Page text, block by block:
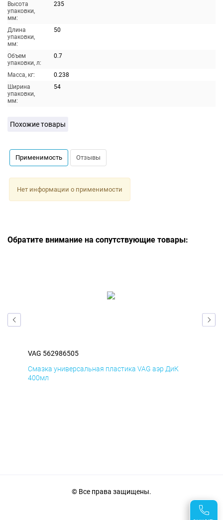
Высота
упаковки,
мм:
235
Длина
упаковки,
мм:
50
Объем
упаковки, л:
0.7
Масса, кг:
0.238
Ширина
упаковки,
мм:
54
Похожие товары
Применимость Отзывы
Нет информации о применимости
Обратите внимание на сопутствующие товары:
VAG 562986505
Смазка универсальная пластика VAG аэр ДиК
400мл
© Все права защищены.